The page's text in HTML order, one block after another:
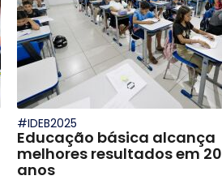
#IDEB2025
Educação básica alcança
melhores resultados em 20
anos